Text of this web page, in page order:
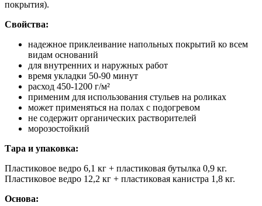
покрытия).
Свойства:
надежное приклеивание напольных покрытий ко всем
видам оснований
для внутренних и наружных работ
время укладки 50-90 минут
расход 450-1200 г/м²
применим для использования стульев на роликах
может применяться на полах с подогревом
не содержит органических растворителей
морозостойкий
Тара и упаковка:
Пластиковое ведро 6,1 кг + пластиковая бутылка 0,9 кг.
Пластиковое ведро 12,2 кг + пластиковая канистра 1,8 кг.
Основа: